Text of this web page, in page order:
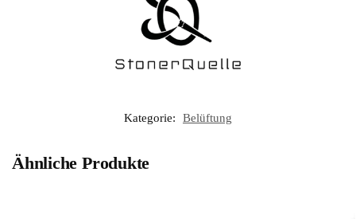
Kategorie: Belüftung
Ähnliche Produkte